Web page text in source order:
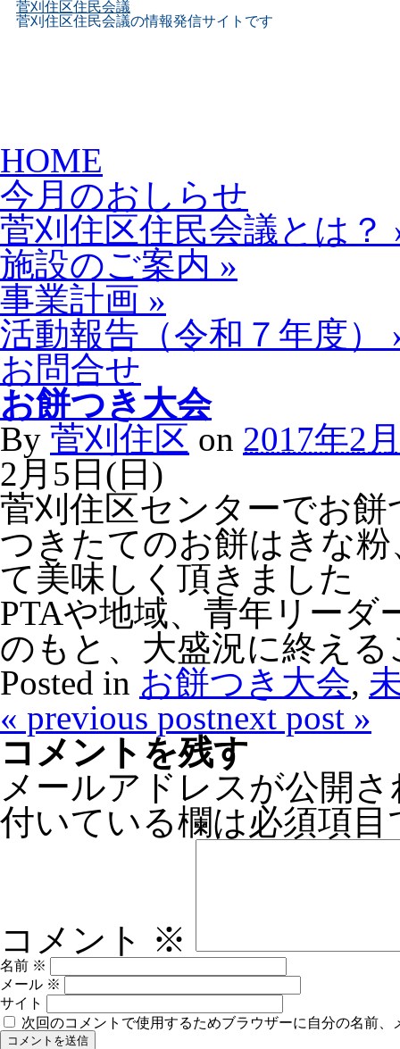
菅刈住区住民会議
菅刈住区住民会議の情報発信サイトです
Skip
to
content
HOME
今月のおしらせ
菅刈住区住民会議とは？
施設のご案内 »
事業計画 »
活動報告（令和７年度）
お問合せ
お餅つき大会
By 菅刈住区 on 2017年2
2月5日(日)
菅刈住区センターでお
つきたてのお餅はきな
て美味しく頂きました
PTAや地域、青年リー
のもと、大盛況に終え
Posted in お餅つき大会,
« previous postnext post »
コメントを残す
メールアドレスが公開
付いている欄は必須項目
コメント ※
名前 ※
メール ※
サイト
次回のコメントで使用するためブラウザーに自分の名前